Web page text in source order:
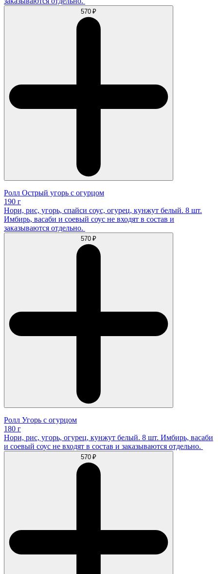
570 ₽
Ролл Острый угорь с огурцом
190 г
Нори, рис, угорь, спайси соус, огурец, кунжут белый. 8 шт.
Имбирь, васаби и соевый соус не входят в состав и
заказываются отдельно.
570 ₽
Ролл Угорь с огурцом
180 г
Нори, рис, угорь, огурец, кунжут белый. 8 шт. Имбирь, васаби
и соевый соус не входят в состав и заказываются отдельно.
570 ₽